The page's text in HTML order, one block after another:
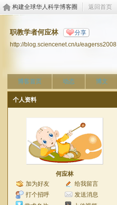
构建全球华人科学博客圈 返回首页
职教学者何应林 分享
http://blog.sciencenet.cn/u/eagerss2008
博客首页 动态 博文
个人资料
何应林
加为好友
给我留言
打个招呼
发送消息